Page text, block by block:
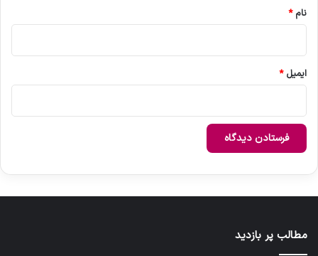
نام*
ایمیل*
مطالب پر بازدید